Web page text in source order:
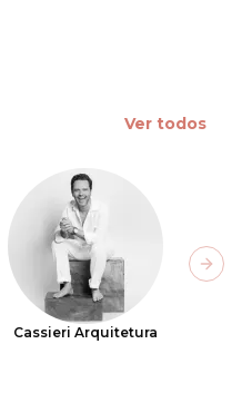
Ver todos
Cassieri Arquitetura